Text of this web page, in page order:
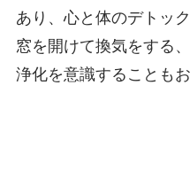
あり、心と体のデトッ
窓を開けて換気をする
浄化を意識することも